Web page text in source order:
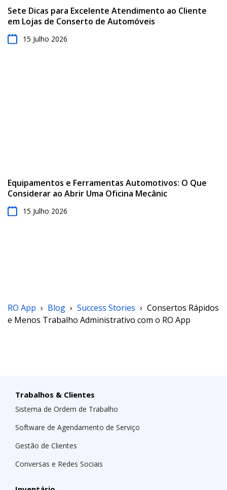
Sete Dicas para Excelente Atendimento ao Cliente
em Lojas de Conserto de Automóveis
15 Julho 2026
Equipamentos e Ferramentas Automotivos: O Que
Considerar ao Abrir Uma Oficina Mecânic
15 Julho 2026
RO App › Blog › Success Stories › Consertos Rápidos
e Menos Trabalho Administrativo com o RO App
Trabalhos & Clientes
Sistema de Ordem de Trabalho
Software de Agendamento de Serviço
Gestão de Clientes
Conversas e Redes Sociais